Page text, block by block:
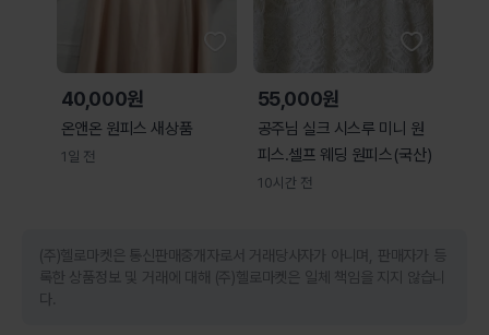
40,000원
온앤온 원피스 새상품
1일 전
55,000원
공주님 실크 시스루 미니 원
피스.셀프 웨딩 원피스(국산)
10시간 전
(주)헬로마켓은 통신판매중개자로서 거래당사자가 아니며, 판매자가 등
록한 상품정보 및 거래에 대해 (주)헬로마켓은 일체 책임을 지지 않습니
다.